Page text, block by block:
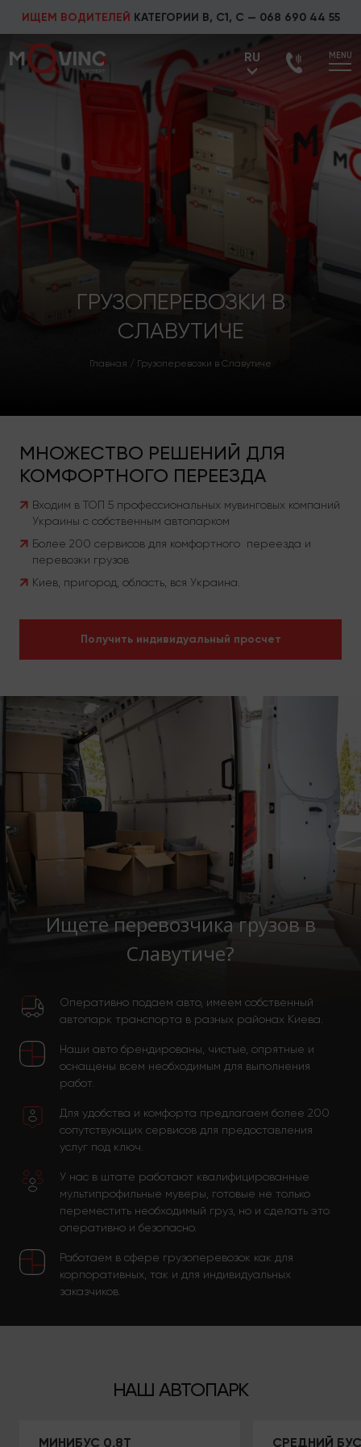
ИЩЕМ ВОДИТЕЛЕЙ КАТЕГОРИИ В, С1, С — 068 690 44 55
RU MENU
ГРУЗОПЕРЕВОЗКИ В
СЛАВУТИЧЕ
Главная / Грузоперевозки в Славутиче
МНОЖЕСТВО РЕШЕНИЙ ДЛЯ
КОМФОРТНОГО ПЕРЕЕЗДА
Входим в ТОП 5 профессиональных мувинговых компаний
Украины с собственным автопарком
Более 200 сервисов для комфортного переезда и
перевозки грузов
Киев, пригород, область, вся Украина.
Получить индивидуальный просчет
Ищете перевозчика грузов в
Славутиче?
Оперативно подаем авто, имеем собственный
автопарк транспорта в разных районах Киева.
Наши авто брендированы, чистые, опрятные и
оснащены всем необходимым для выполнения
работ.
Для удобства и комфорта предлагаем более 200
сопутствующих сервисов для предоставления
услуг под ключ.
У нас в штате работают квалифицированные
мультипрофильные муверы, готовые не только
переместить необходимый груз, но и сделать это
оперативно и безопасно.
Работаем в сфере грузоперевозок как для
корпоративных, так и для индивидуальных
заказчиков.
НАШ АВТОПАРК
МИНИБУС 0,8Т
СРЕДНИЙ БУС